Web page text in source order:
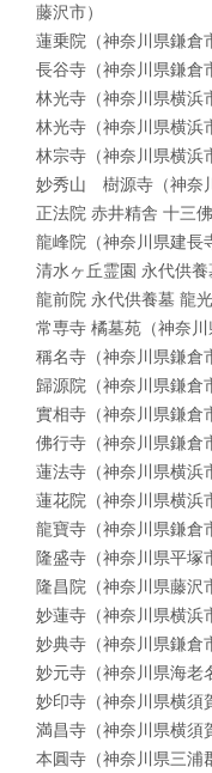
藤沢市）
蓮乗院（神奈川県鎌倉
長谷寺（神奈川県鎌倉
林光寺（神奈川県横浜
林光寺（神奈川県横浜
林宗寺（神奈川県横浜
妙秀山 樹源寺（神奈
正法院 赤井精舎 十三
龍峰院（神奈川県建長
清水ヶ丘霊園 永代供養
龍前院 永代供養墓 龍
常専寺 橘墓苑（神奈川
稱名寺（神奈川県鎌倉
歸源院（神奈川県鎌倉
實相寺（神奈川県鎌倉
佛行寺（神奈川県鎌倉
蓮法寺（神奈川県横浜
蓮花院（神奈川県横浜
龍寶寺（神奈川県鎌倉
隆盛寺（神奈川県平塚
隆昌院（神奈川県藤沢
妙蓮寺（神奈川県横浜
妙典寺（神奈川県鎌倉
妙元寺（神奈川県海老
妙印寺（神奈川県横須
満昌寺（神奈川県横須
本圓寺（神奈川県三浦